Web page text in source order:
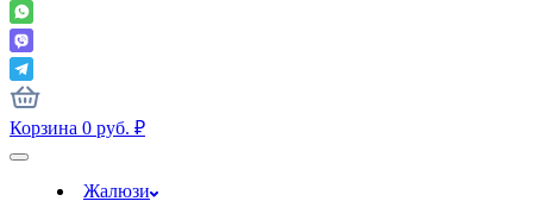
Корзина 0 руб. ₽
Жалюзи